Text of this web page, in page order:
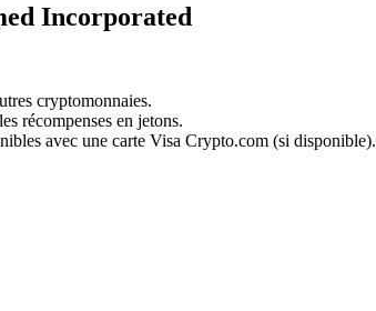
Incorporated
cryptomonnaies.
récompenses en jetons.
avec une carte Visa Crypto.com (si disponible).